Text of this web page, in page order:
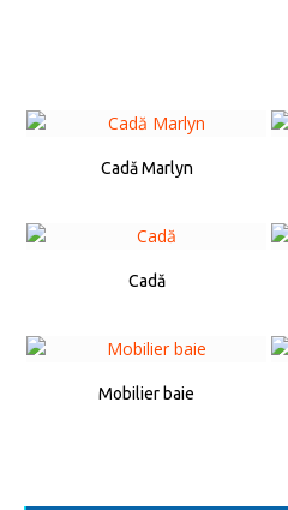
Cadă Marlyn
Cadă
Mobilier baie